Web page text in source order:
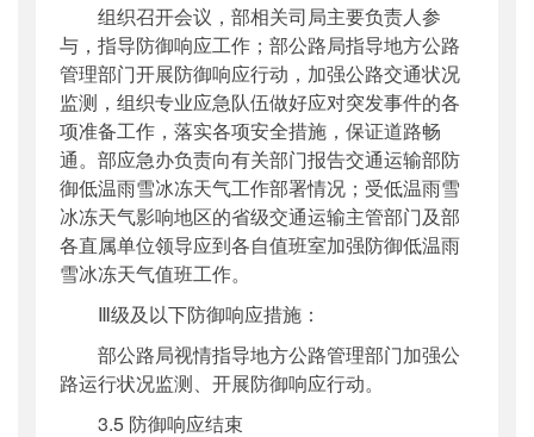
组织召开会议，部相关司局主要负责人参
与，指导防御响应工作；部公路局指导地方公路
管理部门开展防御响应行动，加强公路交通状况
监测，组织专业应急队伍做好应对突发事件的各
项准备工作，落实各项安全措施，保证道路畅
通。部应急办负责向有关部门报告交通运输部防
御低温雨雪冰冻天气工作部署情况；受低温雨雪
冰冻天气影响地区的省级交通运输主管部门及部
各直属单位领导应到各自值班室加强防御低温雨
雪冰冻天气值班工作。
Ⅲ级及以下防御响应措施：
部公路局视情指导地方公路管理部门加强公
路运行状况监测、开展防御响应行动。
3.5 防御响应结束